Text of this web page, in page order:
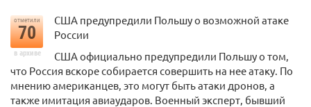
отметили
70
в архиве
США предупредили Польшу о возможной атаке
России
США официально предупредили Польшу о том,
что Россия вскоре собирается совершить на нее атаку. По
мнению американцев, это могут быть атаки дронов, а
также имитация авиаударов. Военный эксперт, бывший